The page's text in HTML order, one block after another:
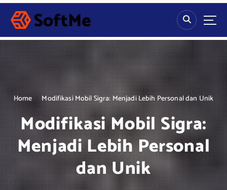
S
p
Home Modifikasi Mobil Sigra: Menjadi Lebih Personal dan Unik
Modifikasi Mobil Sigra:
Menjadi Lebih Personal
dan Unik